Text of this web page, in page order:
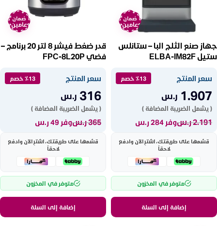
ضمان
عامين
جهاز صنع الثلج البا – ستانلس
ستيل ELBA-IM82F
سعر المنتج ٪13 خصم
1.907 ر.س
( يشمل الضريبة المضافة )
2.191ر.سوفر 284 ر.س
قسّمها على طريقتك، اشترِ الآن وادفع
لاحقاً
متوفر في المخزون
إضافة إلى السلة
ضمان
عامين
قدر ضغط فيشر 8 لتر 20 برنامج –
فضي FPC-8L20P
سعر المنتج ٪13 خصم
316 ر.س
( يشمل الضريبة المضافة )
365ر.سوفر 49 ر.س
قسّمها على طريقتك، اشترِ الآن وادفع
لاحقاً
متوفر في المخزون
إضافة إلى السلة